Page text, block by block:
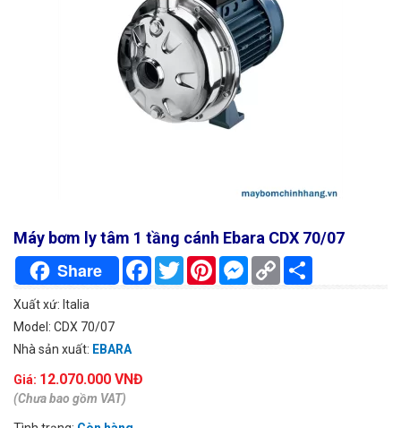
Máy bơm ly tâm 1 tầng cánh Ebara CDX 70/07
Share FacebookTwitterPinterestMessenger
Copy
Link
Xuất xứ: Italia
Model: CDX 70/07
Nhà sản xuất: EBARA
Giá: 12.070.000 VNĐ
(Chưa bao gồm VAT)